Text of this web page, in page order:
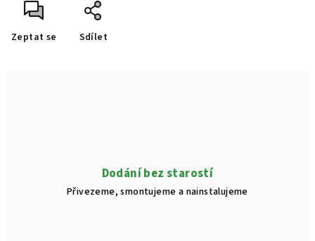
Zeptat se Sdílet
Dodání bez starostí
Přivezeme, smontujeme a nainstalujeme